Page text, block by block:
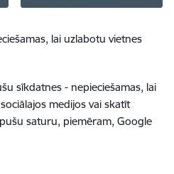
lai uzlabotu vietnes
sīkdatnes - nepieciešamas, lai
medijos vai skatīt
saturu, piemēram, Google